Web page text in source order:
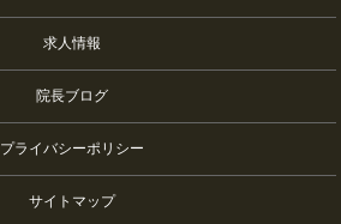
求人情報
院長ブログ
プライバシーポリシー
サイトマップ